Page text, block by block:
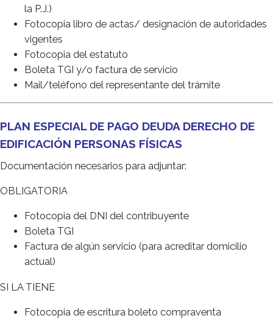
la P.J.)
Fotocopia libro de actas/ designación de autoridades
vigentes
Fotocopia del estatuto
Boleta TGI y/o factura de servicio
Mail/teléfono del representante del trámite
PLAN ESPECIAL DE PAGO DEUDA DERECHO DE
EDIFICACIÓN PERSONAS FÍSICAS
Documentación necesarios para adjuntar:
OBLIGATORIA
Fotocopia del DNI del contribuyente
Boleta TGI
Factura de algún servicio (para acreditar domicilio
actual)
SI LA TIENE
Fotocopia de escritura boleto compraventa